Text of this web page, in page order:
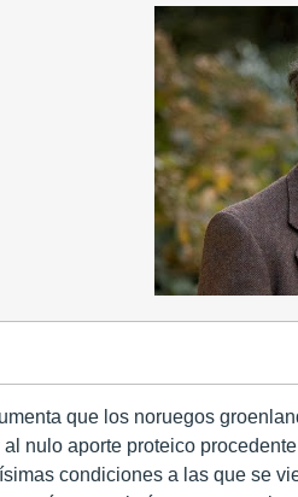
que los noruegos
nulo aporte proteico
condiciones a las que se